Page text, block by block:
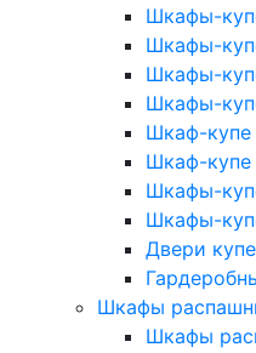
Шкафы-
Шкафы-
Шкафы-
Шкафы-
Шкаф-купе
Шкаф-купе
Шкафы-
Шкафы-
Двери купе
Шкафы
Шкафы